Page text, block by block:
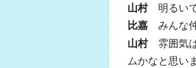
山村明るいで
比嘉 みんな
山村雰囲気は
ムかなと思い